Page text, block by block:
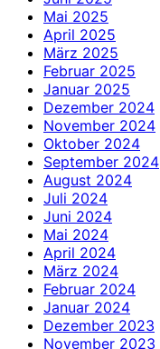
Mai 2025
April 2025
März 2025
Februar 2025
Januar 2025
Dezember 2024
November 2024
Oktober 2024
September 2024
August 2024
Juli 2024
Juni 2024
Mai 2024
April 2024
März 2024
Februar 2024
Januar 2024
Dezember 2023
November 2023